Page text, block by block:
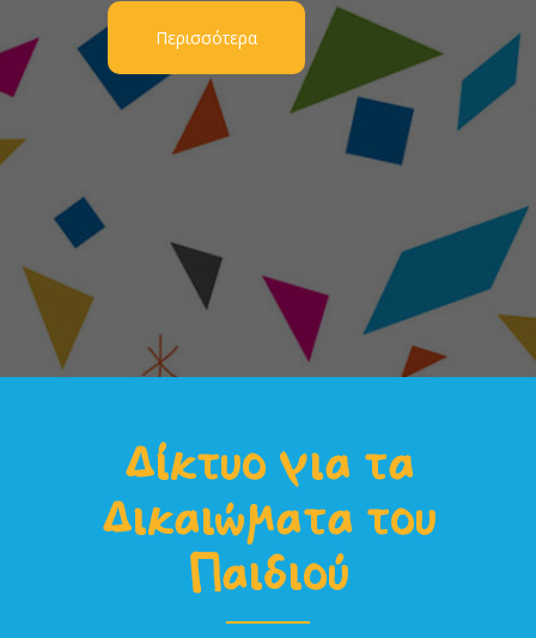
Περισσότερα
Δίκτυο για τα
Δικαιώµατα του
Παιδιού